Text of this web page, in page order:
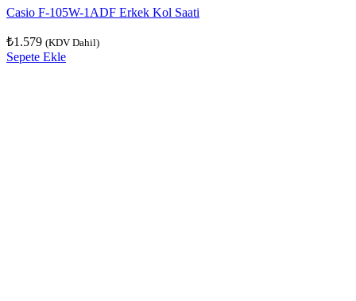
Casio F-105W-1ADF Erkek Kol Saati
₺1.579 (KDV Dahil)
Sepete Ekle